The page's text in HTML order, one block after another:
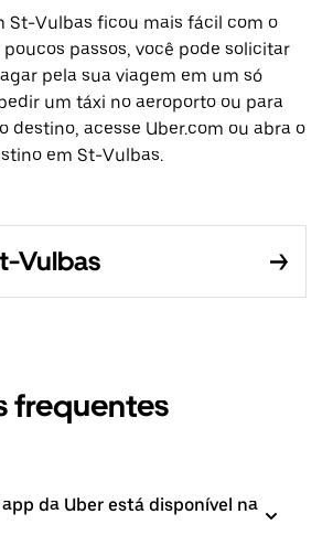
St-Vulbas ficou mais fácil com o
poucos passos, você pode solicitar
pela sua viagem em um só
um táxi no aeroporto ou para
destino, acesse Uber.com ou abra o
em St-Vulbas.
Vulbas
frequentes
da Uber está disponível na